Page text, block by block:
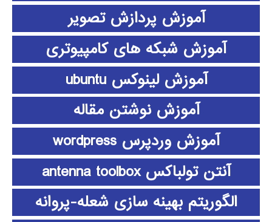
آموزش پردازش تصویر
آموزش شبکه های کامپیوتری
آموزش لینوکس ubuntu
آموزش نوشتن مقاله
آموزش وردپرس wordpress
آنتن تولباکس antenna toolbox
الگوریتم بهینه سازی شعله-پروانه